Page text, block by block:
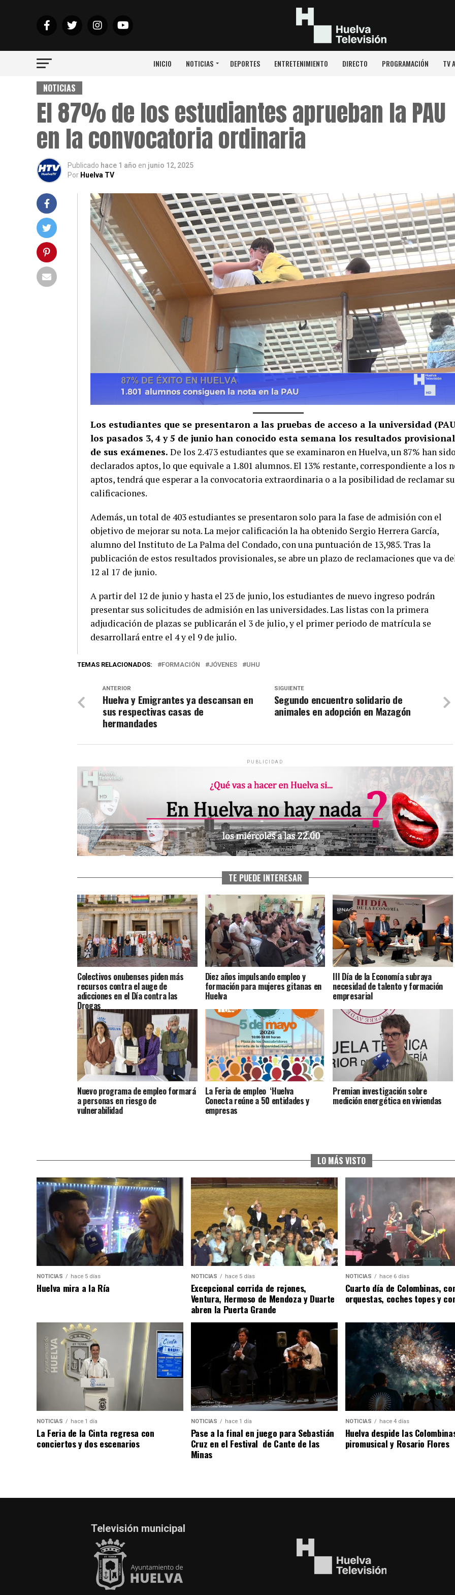
INICIO NOTICIAS DEPORTES ENTRETENIMIENTO DIRECTO PROGRAMACIÓN TV
NOTICIAS
El 87% de los estudiantes aprueban la PAU
en la convocatoria ordinaria
Publicado hace 1 año en junio 12, 2025
Por Huelva TV
Los estudiantes que se presentaron a las pruebas de acceso a la universidad
los pasados 3, 4 y 5 de junio han conocido esta semana los resultados
de sus exámenes. De los 2.473 estudiantes que se examinaron en Huelva, un 87% han sido
declarados aptos, lo que equivale a 1.801 alumnos. El 13% restante, correspondiente a los
aptos, tendrá que esperar a la convocatoria extraordinaria o a la posibilidad de reclamar
calificaciones.
Además, un total de 403 estudiantes se presentaron solo para la fase de admisión con el
objetivo de mejorar su nota. La mejor calificación la ha obtenido Sergio Herrera García,
alumno del Instituto de La Palma del Condado, con una puntuación de 13,985. Tras la
publicación de estos resultados provisionales, se abre un plazo de reclamaciones que va
12 al 17 de junio.
A partir del 12 de junio y hasta el 23 de junio, los estudiantes de nuevo ingreso podrán
presentar sus solicitudes de admisión en las universidades. Las listas con la primera
adjudicación de plazas se publicarán el 3 de julio, y el primer periodo de matrícula se
desarrollará entre el 4 y el 9 de julio.
TEMAS RELACIONADOS: FORMACIÓN JÓVENES UHU
SIGUIENTE
Segundo encuentro solidario de
animales en adopción en Mazagón
ANTERIOR
Huelva y Emigrantes ya descansan en
sus respectivas casas de
hermandades
PUBLICIDAD
TE PUEDE INTERESAR
Colectivos onubenses piden más
recursos contra el auge de
adicciones en el Día contra las
Drogas
Diez años impulsando empleo y
formación para mujeres gitanas en
Huelva
III Día de la Economía subraya
necesidad de talento y formación
empresarial
Nuevo programa de empleo formará
a personas en riesgo de
vulnerabilidad
La Feria de empleo ‘Huelva
Conecta reúne a 50 entidades y
empresas
Premian investigación sobre
medición energética en viviendas
LO MÁS VISTO
NOTICIAS hace 5 días
Huelva mira a la Ría
NOTICIAS hace 5 días
Excepcional corrida de rejones,
Ventura, Hermoso de Mendoza y Duarte
abren la Puerta Grande
NOTICIAS hace 6 días
Cuarto día de Colombinas,
orquestas, coches topes y
NOTICIAS hace 1 día
La Feria de la Cinta regresa con
conciertos y dos escenarios
NOTICIAS hace 1 día
Pase a la final en juego para Sebastián
Cruz en el Festival de Cante de las
Minas
NOTICIAS hace 4 días
Huelva despide las
piromusical y Rosario Flores
Televisión municipal